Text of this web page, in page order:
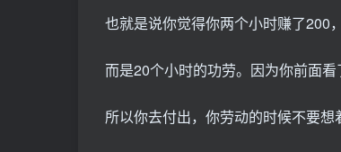
也就是说你觉得你两个小时赚了200
而是20个小时的功劳。因为你前面
所以你去付出，你劳动的时候不要